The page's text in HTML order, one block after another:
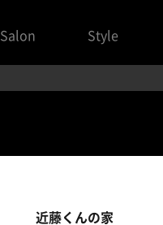
Salon Style
近藤くんの家